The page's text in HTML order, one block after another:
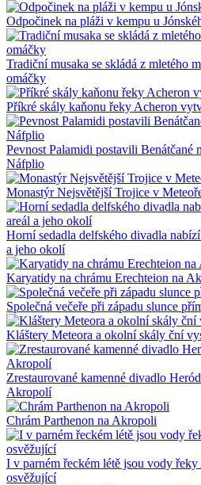
Odpočinek na pláži v kempu u
Tradiční musaka se skládá z mletého
omáčky
Příkré skály kaňonu řeky Acheron
Pevnost Palamidi postavili Benátčané
Náfplio
Monastýr Nejsvětější Trojice v
Horní sedadla delfského divadla
a jeho okolí
Karyatidy na chrámu Erechteion na
Společná večeře při západu slunce
Kláštery Meteora a okolní skály ční
Zrestaurované kamenné divadlo
Akropolí
Chrám Parthenon na Akropoli
I v parném řeckém létě jsou vody
osvěžující